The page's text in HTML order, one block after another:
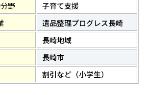
野
子育て支援
遺品整理プログレス長崎
長崎地域
長崎市
割引など（小学生）